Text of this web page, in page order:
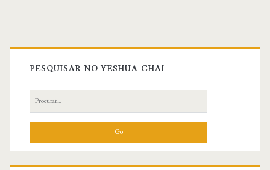
Primary
Sidebar
PESQUISAR NO YESHUA CHAI
Search
for: